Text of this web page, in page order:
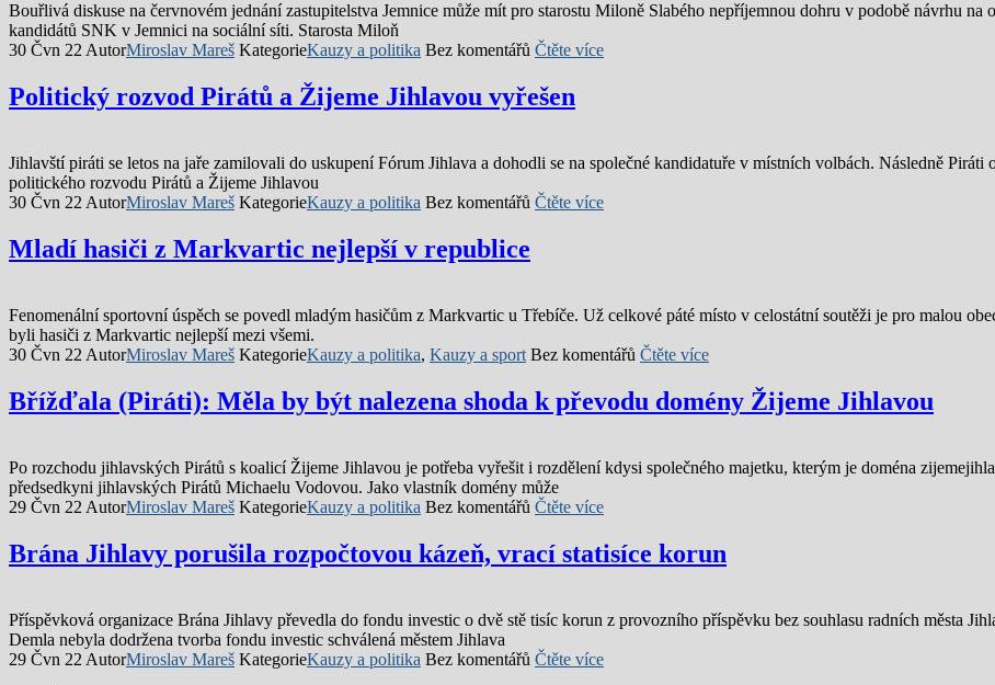
Bouřlivá diskuse na červnovém jednání zastupitelstva Jemnice může mít pro starostu Miloně Slabého nepříjemnou dohru v podobě návrhu
kandidátů SNK v Jemnici na sociální síti. Starosta Miloň
30 Čvn 22 AutorMiroslav Mareš KategorieKauzy a politika Bez komentářů Čtěte více
Politický rozvod Pirátů a Žijeme Jihlavou vyřešen
Jihlavští piráti se letos na jaře zamilovali do uskupení Fórum Jihlava a dohodli se na společné kandidatuře v místních volbách. Následně
politického rozvodu Pirátů a Žijeme Jihlavou
30 Čvn 22 AutorMiroslav Mareš KategorieKauzy a politika Bez komentářů Čtěte více
Mladí hasiči z Markvartic nejlepší v republice
Fenomenální sportovní úspěch se povedl mladým hasičům z Markvartic u Třebíče. Už celkové páté místo v celostátní soutěži je pro malou
byli hasiči z Markvartic nejlepší mezi všemi.
30 Čvn 22 AutorMiroslav Mareš KategorieKauzy a politika, Kauzy a sport Bez komentářů Čtěte více
Břížďala (Piráti): Měla by být nalezena shoda k převodu domény Žijeme Jihlavou
Po rozchodu jihlavských Pirátů s koalicí Žijeme Jihlavou je potřeba vyřešit i rozdělení kdysi společného majetku, kterým je doména
předsedkyni jihlavských Pirátů Michaelu Vodovou. Jako vlastník domény může
29 Čvn 22 AutorMiroslav Mareš KategorieKauzy a politika Bez komentářů Čtěte více
Brána Jihlavy porušila rozpočtovou kázeň, vrací statisíce korun
Příspěvková organizace Brána Jihlavy převedla do fondu investic o dvě stě tisíc korun z provozního příspěvku bez souhlasu radních města
Demla nebyla dodržena tvorba fondu investic schválená městem Jihlava
29 Čvn 22 AutorMiroslav Mareš KategorieKauzy a politika Bez komentářů Čtěte více